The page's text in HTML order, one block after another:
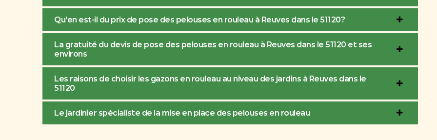
Qu'en est-il du prix de pose des pelouses en rouleau à Reuves dans le 51120?
La gratuité du devis de pose des pelouses en rouleau à Reuves dans le 51120 et ses
environs
Les raisons de choisir les gazons en rouleau au niveau des jardins à Reuves dans le
51120
Le jardinier spécialiste de la mise en place des pelouses en rouleau